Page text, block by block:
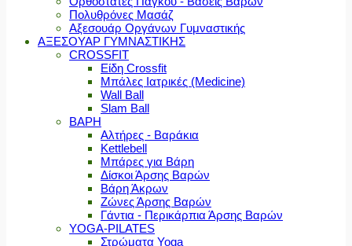
Πολυθρόνες Μασάζ
Αξεσουάρ Οργάνων Γυμναστικής
ΑΞΕΣΟΥΑΡ ΓΥΜΝΑΣΤΙΚΗΣ
CROSSFIT
Είδη Crossfit
Μπάλες Ιατρικές (Medicine)
Wall Ball
Slam Ball
ΒΑΡΗ
Αλτήρες - Βαράκια
Kettlebell
Μπάρες για Βάρη
Δίσκοι Άρσης Βαρών
Βάρη Άκρων
Ζώνες Άρσης Βαρών
Γάντια - Περικάρπια Άρσης Βαρών
YOGA-PILATES
Στρώματα Yoga